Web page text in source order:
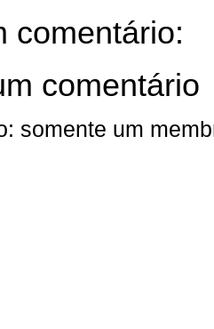
comentário:
comentário
somente um